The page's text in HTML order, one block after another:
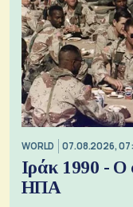
WORLD 07.08.2026,
Ιράκ 1990 - Ο
ΗΠΑ